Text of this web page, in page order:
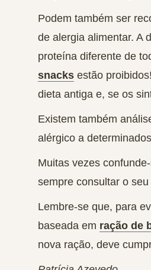
Podem também ser
de alergia alimentar. A
proteína diferente de
snacks estão
dieta antiga e, se os
Existem também
alérgico a
Muitas vezes
sempre consultar o
Lembre-se que, para
baseada em ração de
nova ração, deve